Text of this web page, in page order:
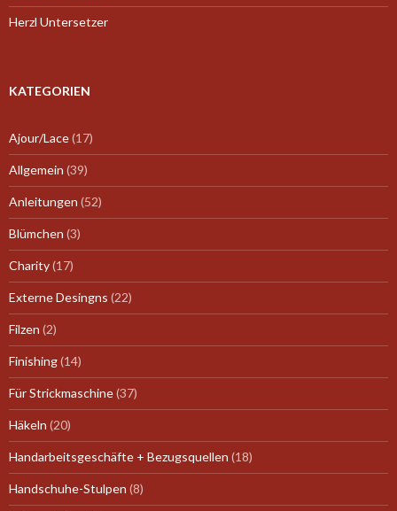
Herzl Untersetzer
KATEGORIEN
Ajour/Lace(17)
Allgemein (39)
Anleitungen (52)
Blümchen (3)
Charity(17)
Externe Desingns (22)
Filzen (2)
Finishing(14)
Für Strickmaschine(37)
Häkeln (20)
Handarbeitsgeschäfte + Bezugsquellen (18)
Handschuhe-Stulpen (8)